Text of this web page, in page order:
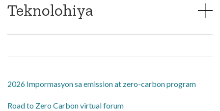
Teknolohiya
2026 Impormasyon sa emission at zero-carbon program
Road to Zero Carbon virtual forum